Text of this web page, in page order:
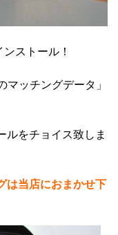
ストール！
ッチングデータ」
ルをチョイス致しま
は当店におまかせ下